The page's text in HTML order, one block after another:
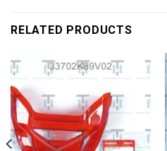
RELATED PRODUCTS